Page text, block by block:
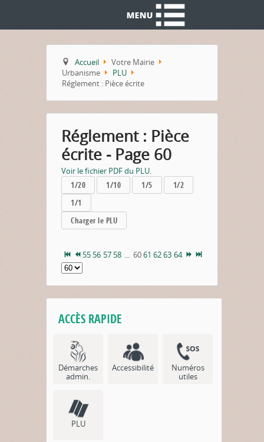
Accueil
Votre Mairie
Urbanisme
PLU
Réglement : Pièce écrite
Réglement : Pièce
écrite - Page 60
Voir le fichier PDF du PLU.
1/20
1/10 1/5
1/2
1/1
Charger le PLU
55 56 57 58 ... 6061 6263 64
ACCÈS RAPIDE
Démarches
admin.
Accessibilité
Numéros
utiles
PLU